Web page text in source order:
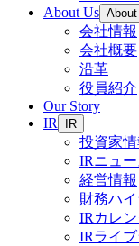
About Us
会社情報
会社概要
沿革
役員紹介
Our Story
IR
IR
投資家情
IRニュー
経営情報
財務ハイ
IRカレ
IRライブ